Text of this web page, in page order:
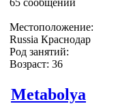
Местоположение:
Russia Краснодар
Род занятий:
Возраст: 36
Metabolya